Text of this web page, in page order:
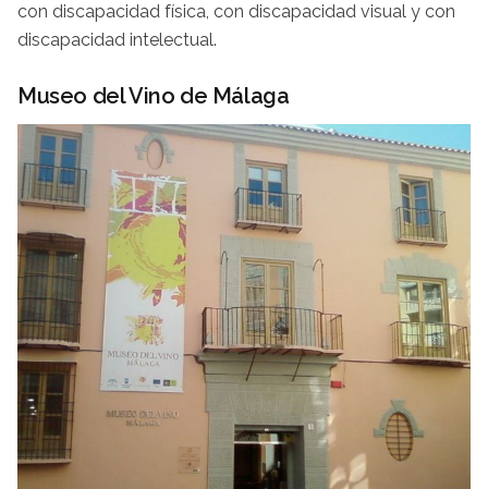
con discapacidad física, con discapacidad visual y con
discapacidad intelectual.
Museo del Vino de Málaga